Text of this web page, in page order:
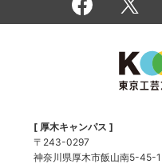
[ 厚木キャンパス ]
〒243-0297
神奈川県厚木市飯山南5-45-1